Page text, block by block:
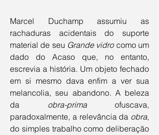
Marcel Duchamp assumiu as
rachaduras acidentais do suporte
material de seu Grande vidro como um
dado do Acaso que, no entanto,
escrevia a história. Um objeto fechado
em si mesmo dava enfim a ver sua
melancolia, seu abandono. A beleza
da obra-prima ofuscava,
paradoxalmente, a relevância da obra,
do simples trabalho como deliberação